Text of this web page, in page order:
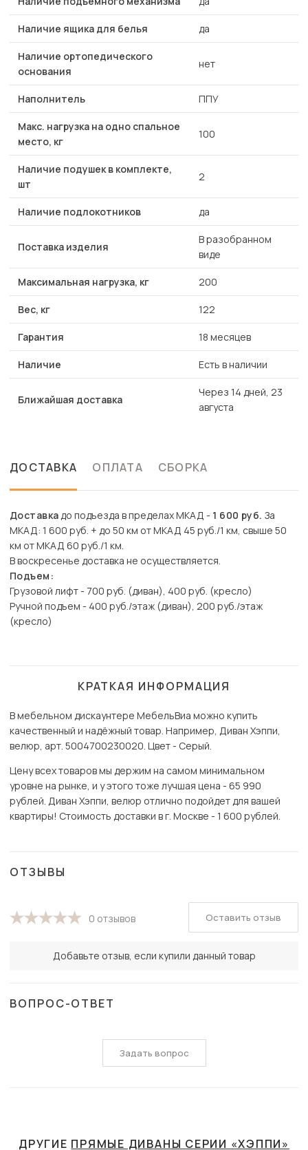
Наличие ящика для белья да
Наличие ортопедического
основания
нет
Наполнитель ППУ
Макс. нагрузка на одно спальное
место, кг
100
Наличие подушек в комплекте,
шт
2
Наличие подлокотников да
Поставка изделия
В разобранном
виде
Максимальная нагрузка, кг 200
Вес, кг 122
Гарантия 18 месяцев
Наличие Есть в наличии
Ближайшая доставка
Через 14 дней, 23
августа
ДОСТАВКА ОПЛАТА СБОРКА
Доставкадо подъезда в пределах МКАД - 1 600 руб. За
МКАД: 1 600 руб. + до 50 км от МКАД 45 руб./1 км, свыше 50
км от МКАД 60 руб./1 км.
В воскресенье доставка не осуществляется.
Подъем:
Грузовой лифт - 700 руб. (диван), 400 руб. (кресло)
Ручной подъем - 400 руб./этаж (диван), 200 руб./этаж
(кресло)
КРАТКАЯ ИНФОРМАЦИЯ
В мебельном дискаунтере МебельВиа можно купить
качественный и надёжный товар. Например, Диван Хэппи,
велюр, арт. 5004700230020. Цвет - Серый.
Цену всех товаров мы держим на самом минимальном
уровне на рынке, и у этого тоже лучшая цена - 65 990
рублей. Диван Хэппи, велюр отлично подойдет для вашей
квартиры! Стоимость доставки в г. Москве - 1 600 рублей.
ОТЗЫВЫ
0 отзывов
Добавьте отзыв, если купили данный товар
Оставить отзыв
ВОПРОС-ОТВЕТ
Задать вопрос
ДРУГИЕ ПРЯМЫЕ ДИВАНЫ СЕРИИ «ХЭППИ»